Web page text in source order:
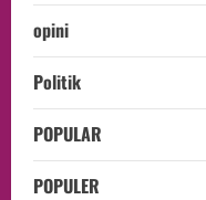
opini
Politik
POPULAR
POPULER